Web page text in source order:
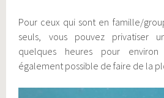
Pour ceux qui sont en famille/
seuls, vous pouvez privatiser
quelques heures pour
également possible de faire de la